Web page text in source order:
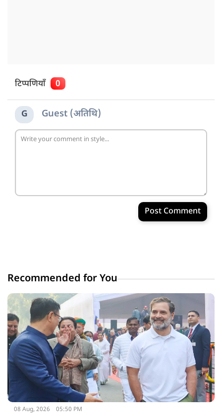
टिप्पणियाँ 0
G Guest (अतिथि)
Post Comment
Recommended for You
08 Aug, 2026 05:50 PM